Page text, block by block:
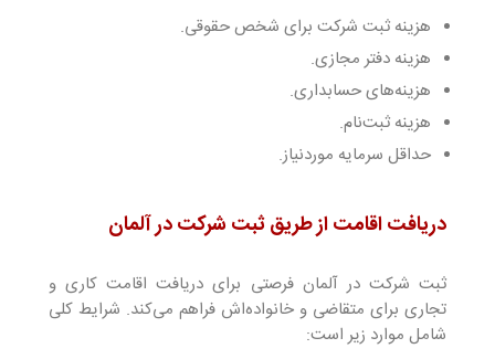
هزینه ثبت شرکت برای شخص حقوقی.
هزینه دفتر مجازی.
هزینه‌های حسابداری.
هزینه‌ ثبت‌نام.
حداقل سرمایه موردنیاز.
دریافت اقامت از طریق ثبت شرکت در آلمان
ثبت شرکت در آلمان فرصتی برای دریافت اقامت کاری و
تجاری برای متقاضی و خانواده‌اش فراهم می‌کند. شرایط کلی
شامل موارد زیر است: